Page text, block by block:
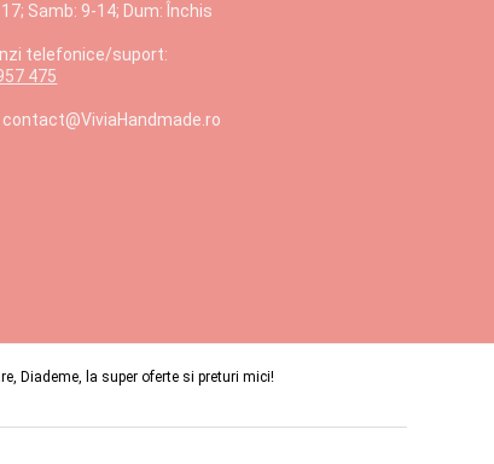
17; Samb: 9-14; Dum: Închis
telefonice/suport:
475
contact@ViviaHandmade.ro
Diademe, la super oferte si preturi mici!